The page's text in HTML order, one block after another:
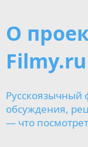
О
Filmy.ru
обсуждения,
— что